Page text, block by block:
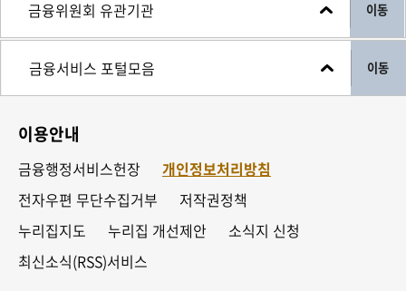
이동
이동
이용안내
금융행정서비스헌장
개인정보처리방침
전자우편 무단수집거부
저작권정책
누리집지도
누리집 개선제안
소식지 신청
최신소식(RSS)서비스